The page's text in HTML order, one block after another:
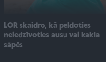
LOR skaidro, kā peldoties
neiedzīvoties ausu vai kakla
sāpēs